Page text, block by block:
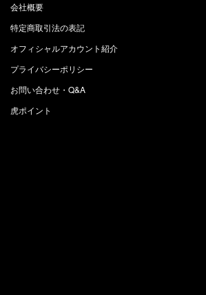
会社概要
特定商取引法の表記
オフィシャルアカウント紹介
プライバシーポリシー
お問い合わせ・Q&A
虎ポイント